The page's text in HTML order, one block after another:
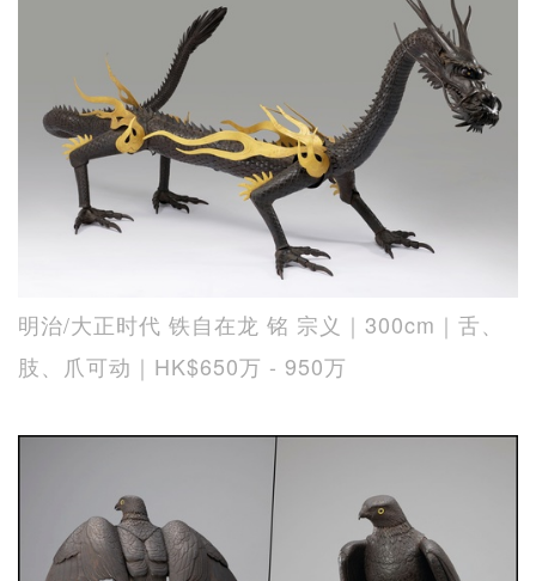
明治/大正时代 铁自在龙 铭 宗义｜300cm｜舌、
肢、爪可动｜HK$650万 - 950万